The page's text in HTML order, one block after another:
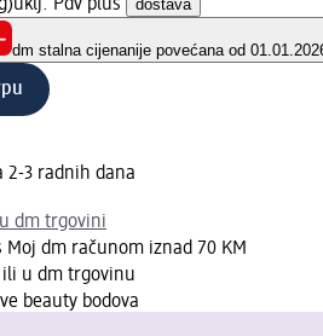
uklj. Pdv plus dostava
dm stalna cijenanije povećana od
2-3 radnih dana
dm trgovini
Moj dm računom iznad 70 KM
ili u dm trgovinu
beauty bodova